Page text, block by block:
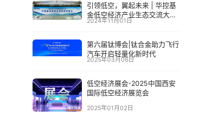
引领低空，翼起未来 | 华控基
金低空经济产业生态交流大会
召开
2024年11月01日
第六届钛博会|钛合金助力飞行
汽车开启轻量化新时代
2025年03月06日
低空经济展会-2025中国西安
国际低空经济展览会
2025年01月02日